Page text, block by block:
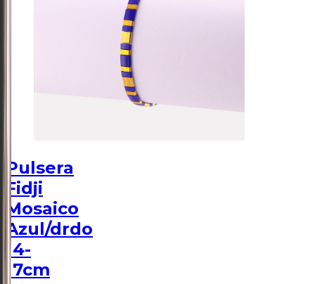
Pulsera
Fidji
Mosaico
Azul/drdo
14-
17cm